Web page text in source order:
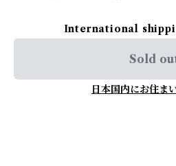
International
Sold
日本国内にお住ま